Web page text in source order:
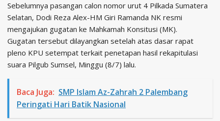
Sebelumnya pasangan calon nomor urut 4 Pilkada Sumatera
Selatan, Dodi Reza Alex-HM Giri Ramanda NK resmi
mengajukan gugatan ke Mahkamah Konsitusi (MK).
Gugatan tersebut dilayangkan setelah atas dasar rapat
pleno KPU setempat terkait penetapan hasil rekapitulasi
suara Pilgub Sumsel, Minggu (8/7) lalu.
Baca Juga: SMP Islam Az-Zahrah 2 Palembang
Peringati Hari Batik Nasional